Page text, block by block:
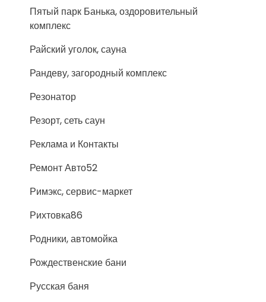
Пятый парк Банька, оздоровительный
комплекс
Райский уголок, сауна
Рандеву, загородный комплекс
Резонатор
Резорт, сеть саун
Реклама и Контакты
Ремонт Авто52
Римэкс, сервис-маркет
Рихтовка86
Родники, автомойка
Рождественские бани
Русская баня